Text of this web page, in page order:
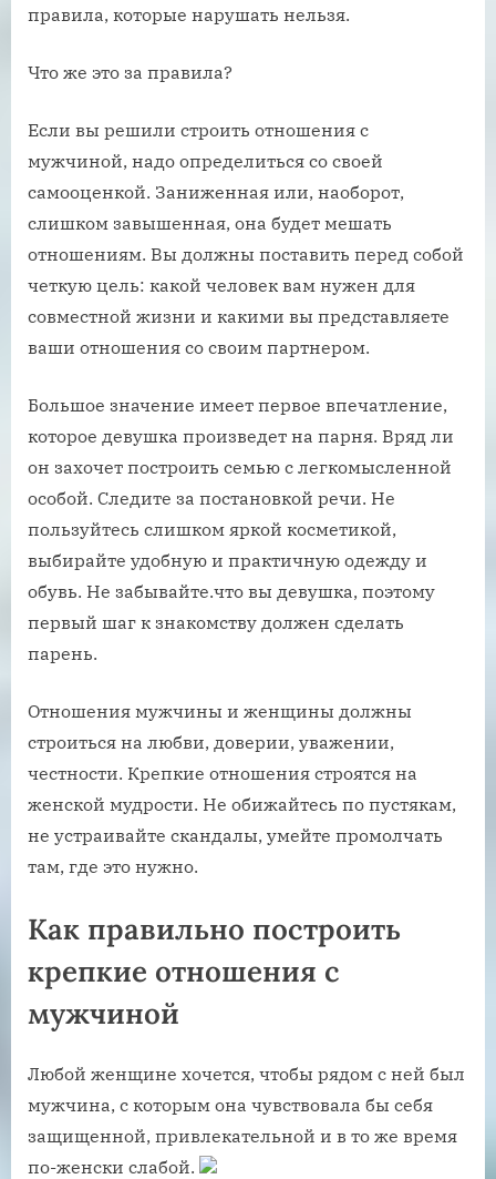
правила, которые нарушать нельзя.
Что же это за правила?
Если вы решили строить отношения с
мужчиной, надо определиться со своей
самооценкой. Заниженная или, наоборот,
слишком завышенная, она будет мешать
отношениям. Вы должны поставить перед собой
четкую цель: какой человек вам нужен для
совместной жизни и какими вы представляете
ваши отношения со своим партнером.
Большое значение имеет первое впечатление,
которое девушка произведет на парня. Вряд ли
он захочет построить семью с легкомысленной
особой. Следите за постановкой речи. Не
пользуйтесь слишком яркой косметикой,
выбирайте удобную и практичную одежду и
обувь. Не забывайте.что вы девушка, поэтому
первый шаг к знакомству должен сделать
парень.
Отношения мужчины и женщины должны
строиться на любви, доверии, уважении,
честности. Крепкие отношения строятся на
женской мудрости. Не обижайтесь по пустякам,
не устраивайте скандалы, умейте промолчать
там, где это нужно.
Как правильно построить
крепкие отношения с
мужчиной
Любой женщине хочется, чтобы рядом с ней был
мужчина, с которым она чувствовала бы себя
защищенной, привлекательной и в то же время
по-женски слабой.